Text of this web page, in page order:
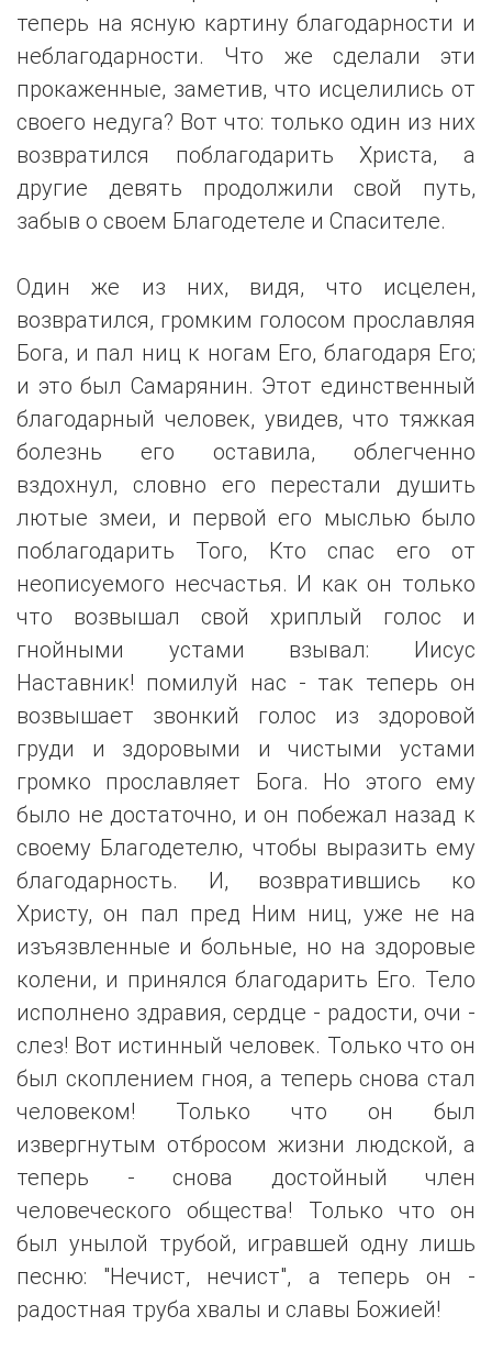
теперь на ясную картину благодарности и
неблагодарности. Что же сделали эти
прокаженные, заметив, что исцелились от
своего недуга? Вот что: только один из них
возвратился поблагодарить Христа, а
другие девять продолжили свой путь,
забыв о своем Благодетеле и Спасителе.
Один же из них, видя, что исцелен,
возвратился, громким голосом прославляя
Бога, и пал ниц к ногам Его, благодаря Его;
и это был Самарянин. Этот единственный
благодарный человек, увидев, что тяжкая
болезнь его оставила, облегченно
вздохнул, словно его перестали душить
лютые змеи, и первой его мыслью было
поблагодарить Того, Кто спас его от
неописуемого несчастья. И как он только
что возвышал свой хриплый голос и
гнойными устами взывал: Иисус
Наставник! помилуй нас - так теперь он
возвышает звонкий голос из здоровой
груди и здоровыми и чистыми устами
громко прославляет Бога. Но этого ему
было не достаточно, и он побежал назад к
своему Благодетелю, чтобы выразить ему
благодарность. И, возвратившись ко
Христу, он пал пред Ним ниц, уже не на
изъязвленные и больные, но на здоровые
колени, и принялся благодарить Его. Тело
исполнено здравия, сердце - радости, очи -
слез! Вот истинный человек. Только что он
был скоплением гноя, а теперь снова стал
человеком! Только что он был
извергнутым отбросом жизни людской, а
теперь - снова достойный член
человеческого общества! Только что он
был унылой трубой, игравшей одну лишь
песню: "Нечист, нечист", а теперь он -
радостная труба хвалы и славы Божией!